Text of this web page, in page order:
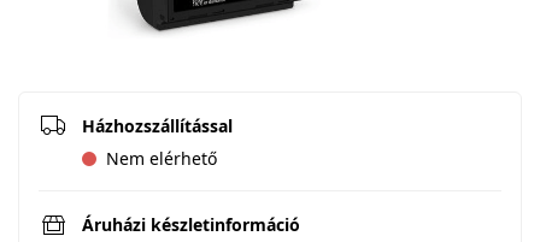
Házhozszállítással
Nem elérhető
Áruházi készletinformáció